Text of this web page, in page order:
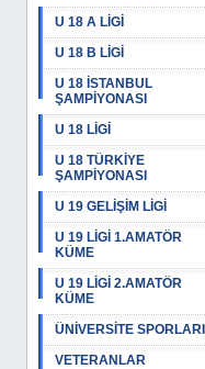
U 18 A LİGİ
U 18 B LİGİ
U 18 İSTANBUL
ŞAMPİYONASI
U 18 LİGİ
U 18 TÜRKİYE
ŞAMPİYONASI
U 19 GELİŞİM LİGİ
U 19 LİGİ 1.AMATÖR
KÜME
U 19 LİGİ 2.AMATÖR
KÜME
ÜNİVERSİTE SPORLARI
VETERANLAR